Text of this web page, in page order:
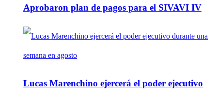
Aprobaron plan de pagos para el SIVAVI IV
Lucas Marenchino ejercerá el poder ejecutivo